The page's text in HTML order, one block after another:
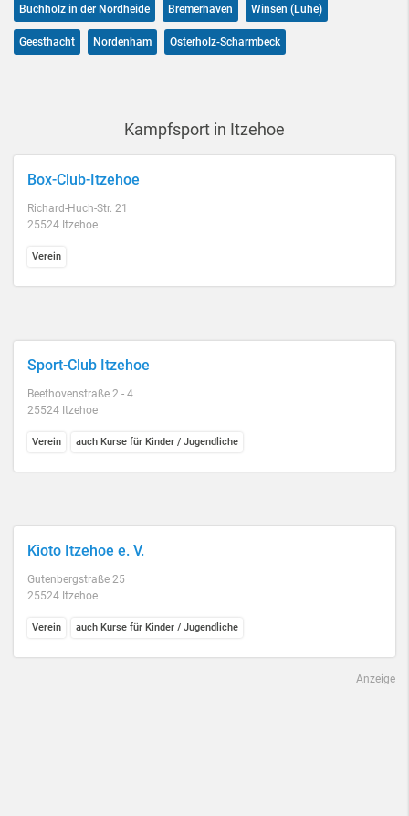
Buchholz in der Nordheide Bremerhaven Winsen (Luhe)
Geesthacht Nordenham Osterholz-Scharmbeck
Kampfsport in Itzehoe
Box-Club-Itzehoe
Richard-Huch-Str. 21
25524 Itzehoe
Verein
Sport-Club Itzehoe
Beethovenstraße 2 - 4
25524 Itzehoe
Verein auch Kurse für Kinder / Jugendliche
Kioto Itzehoe e. V.
Gutenbergstraße 25
25524 Itzehoe
Verein auch Kurse für Kinder / Jugendliche
Anzeige